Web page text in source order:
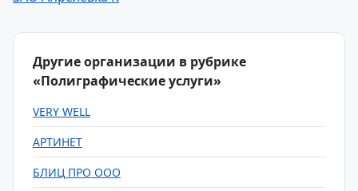
Другие организации в рубрике
«Полиграфические услуги»
VERY WELL
АРТИНЕТ
БЛИЦ ПРО ООО